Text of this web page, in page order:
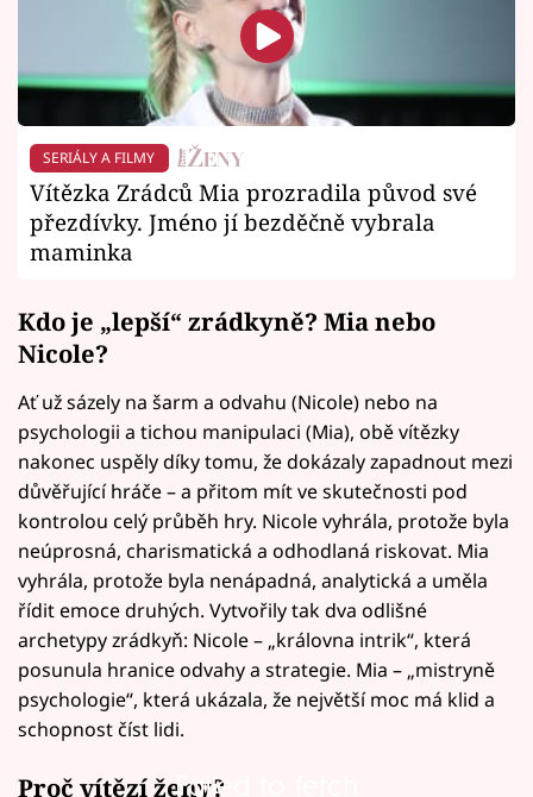
SERIÁLY A FILMY
Vítězka Zrádců Mia prozradila původ své
přezdívky. Jméno jí bezděčně vybrala
maminka
Kdo je „lepší“ zrádkyně? Mia nebo
Nicole?
Ať už sázely na šarm a odvahu (Nicole) nebo na
psychologii a tichou manipulaci (Mia), obě vítězky
nakonec uspěly díky tomu, že dokázaly zapadnout mezi
důvěřující hráče – a přitom mít ve skutečnosti pod
kontrolou celý průběh hry. Nicole vyhrála, protože byla
neúprosná, charismatická a odhodlaná riskovat. Mia
vyhrála, protože byla nenápadná, analytická a uměla
řídit emoce druhých. Vytvořily tak dva odlišné
archetypy zrádkyň: Nicole – „královna intrik“, která
posunula hranice odvahy a strategie. Mia – „mistryně
psychologie“, která ukázala, že největší moc má klid a
schopnost číst lidi.
Failed to fetch
Proč vítězí ženy?